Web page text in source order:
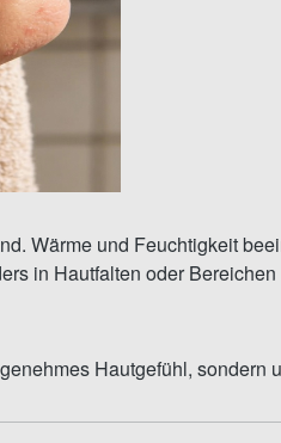
Wärme und Feuchtigkeit
in Hautfalten oder
Hautgefühl,